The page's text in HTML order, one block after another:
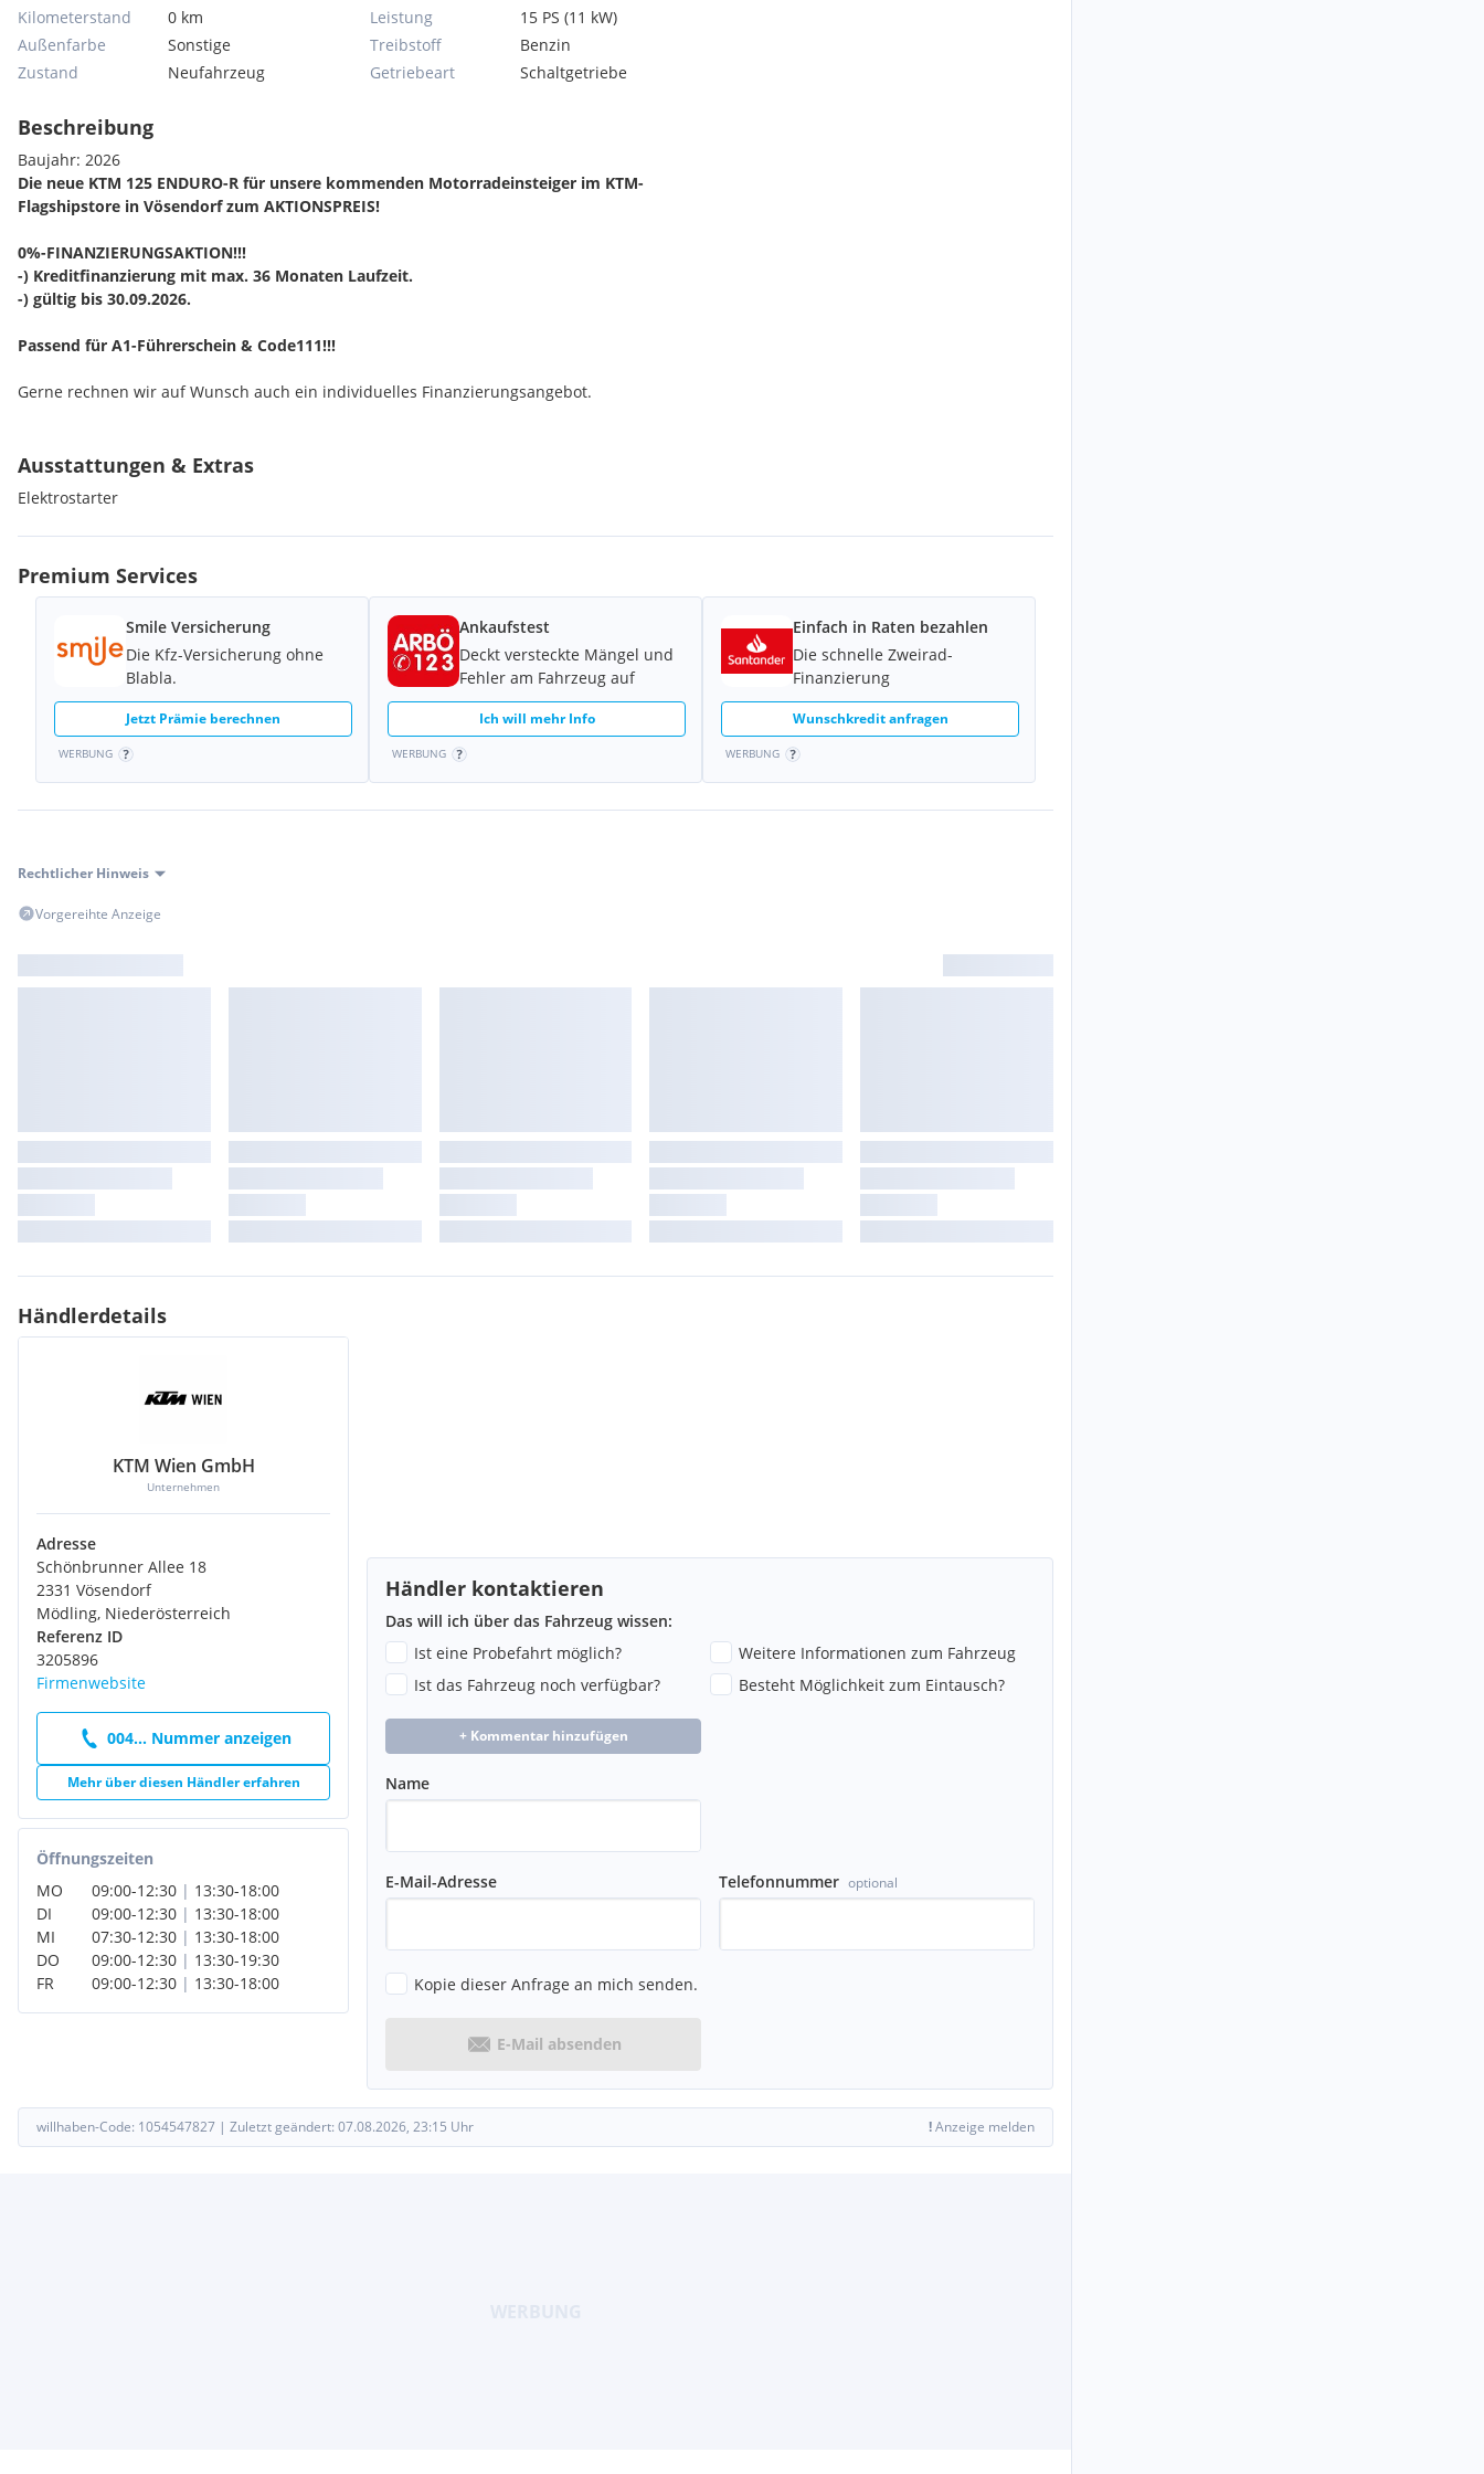
Kilometerstand
0 km
Außenfarbe
Sonstige
Zustand
Neufahrzeug
Leistung
15 PS (11 kW)
Treibstoff
Benzin
Getriebeart
Schaltgetriebe
Beschreibung
Baujahr: 2026
Die neue KTM 125 ENDURO-R für unsere kommenden Motorradeinsteiger im KTM-
Flagshipstore in Vösendorf zum AKTIONSPREIS!
0%-FINANZIERUNGSAKTION!!!
-) Kreditfinanzierung mit max. 36 Monaten Laufzeit.
-) gültig bis 30.09.2026.
Passend für A1-Führerschein & Code111!!!
Gerne rechnen wir auf Wunsch auch ein individuelles Finanzierungsangebot.
Zzgl. Transport- & Aufbaupauschale lt. Herstellerpreisliste.
Extras:
Katalysator
LED-Scheinwerfer
Ride by Wire
Ausstattungen & Extras
Elektrostarter
Premium Services
Smile Versicherung
Die Kfz-Versicherung ohne
Blabla.
Jetzt Prämie berechnen
WERBUNG
Ankaufstest
Deckt versteckte Mängel und
Fehler am Fahrzeug auf
Ich will mehr Info
WERBUNG
Einfach in Raten bezahlen
Die schnelle Zweirad-
Finanzierung
Wunschkredit anfragen
WERBUNG
Rechtlicher Hinweis
Vorgereihte Anzeige
Händlerdetails
KTM Wien GmbH
Unternehmen
Adresse
Schönbrunner Allee 18
2331 Vösendorf
Mödling, Niederösterreich
Referenz ID
3205896
Firmenwebsite
004... Nummer anzeigen
Mehr über diesen Händler erfahren
Öffnungszeiten
MO
09:00-12:30 | 13:30-18:00
DI
09:00-12:30 | 13:30-18:00
MI
07:30-12:30 | 13:30-18:00
DO
09:00-12:30 | 13:30-19:30
FR
09:00-12:30 | 13:30-18:00
Händler kontaktieren
Das will ich über das Fahrzeug wissen:
Ist eine Probefahrt möglich?
Weitere Informationen zum Fahrzeug
Ist das Fahrzeug noch verfügbar?
Besteht Möglichkeit zum Eintausch?
+ Kommentar hinzufügen
Name
E-Mail-Adresse Telefonnummer optional
Kopie dieser Anfrage an mich senden.
E-Mail absenden
willhaben-Code: 1054547827 | Zuletzt geändert: 07.08.2026, 23:15 Uhr !Anzeige melden